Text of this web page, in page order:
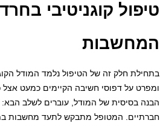
טיפול קוגניטיבי
המחשבות
בתחילת חלק זה של הטיפול נלמד המודל
ומפרט על דפוסי חשיבה הקיימים כמעט
הבנה בסיסית של המודל, עוברים לשלב
חברתיים. המטופל מתבקש לתעד מחשבות